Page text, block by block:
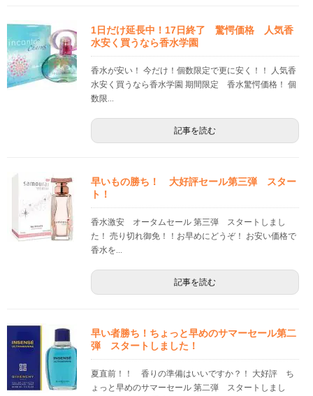
1日だけ延長中！17日終了 驚愕価格 人気香
水安く買うなら香水学園
香水が安い！ 今だけ！個数限定で更に安く！！ 人気香
水安く買うなら香水学園 期間限定 香水驚愕価格！ 個
数限...
記事を読む
早いもの勝ち！ 大好評セール第三弾 スター
ト！
香水激安 オータムセール 第三弾 スタートしまし
た！ 売り切れ御免！！お早めにどうぞ！ お安い価格で
香水を...
記事を読む
早い者勝ち！ちょっと早めのサマーセール第二
弾 スタートしました！
夏直前！！ 香りの準備はいいですか？！ 大好評 ち
ょっと早めのサマーセール 第二弾 スタートしまし